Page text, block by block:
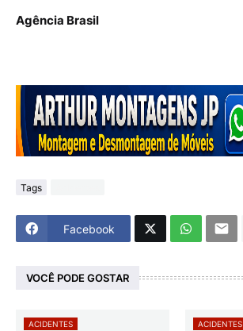
Agência Brasil
Tags
Facebook
VOCÊ PODE GOSTAR
ACIDENTES ACIDENTES